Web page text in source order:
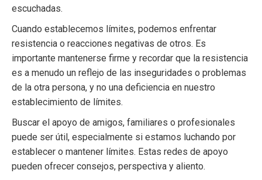
escuchadas.
Cuando establecemos límites, podemos enfrentar
resistencia o reacciones negativas de otros. Es
importante mantenerse firme y recordar que la resistencia
es a menudo un reflejo de las inseguridades o problemas
de la otra persona, y no una deficiencia en nuestro
establecimiento de límites.
Buscar el apoyo de amigos, familiares o profesionales
puede ser útil, especialmente si estamos luchando por
establecer o mantener límites. Estas redes de apoyo
pueden ofrecer consejos, perspectiva y aliento.